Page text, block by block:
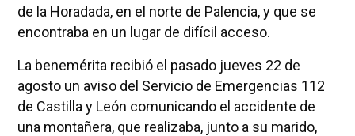
de la Horadada, en el norte de Palencia, y que se
encontraba en un lugar de difícil acceso.
La benemérita recibió el pasado jueves 22 de
agosto un aviso del Servicio de Emergencias 112
de Castilla y León comunicando el accidente de
una montañera, que realizaba, junto a su marido,